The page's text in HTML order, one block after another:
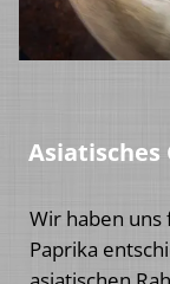
Asiatisches
Wir haben uns
Paprika